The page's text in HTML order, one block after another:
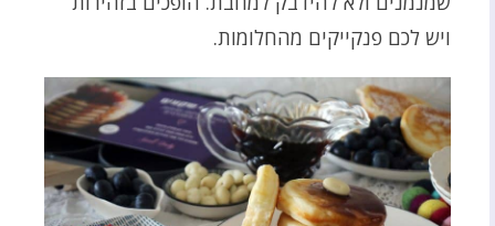
ויש לכם פנקייקים מהחלומות.